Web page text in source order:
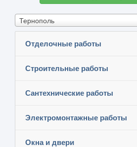
Тернополь
Отделочные работы
Строительные работы
Сантехнические работы
Электромонтажные работы
Окна и двери